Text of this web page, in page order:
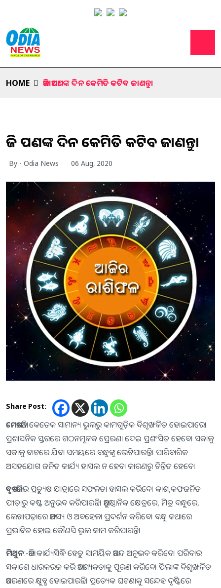
HOME ଆଜି ଆପଣଙ୍କ ଦିନ କେମିତି କଟିବ ଜାଣନ୍ତୁ।
ଆଜି ଆପଣଙ୍କ ଦିନ କେମିତି କଟିବ ଜାଣନ୍ତୁ।
By - Odia News 06 Aug, 2020
Share Post:
ମେଷ:-ଆଜି କେତେକ ସାମାନ୍ୟ ଭୁଲରୁ କାମଗୁଡ଼ିକ ବିଶୃଙ୍ଖଳିତ ହୋଇପାରେ।
ପ୍ରଶାସନିକ ସ୍ତରରେ ଗଠନମୂଳକ ପ୍ରେରଣା ଦେଇ ପ୍ରଶଂସିତ ହେବେ। ସକାଳୁ
ସକାଳୁ ବାଟରେ ଯିବା ସମୟରେ ବନ୍ଧୁଙ୍କୁ ଭେଟିପାରନ୍ତି। ପାରିବାରିକ
ଅସହଯୋଗ ଜନିତ କାର୍ଯ୍ୟ ହାସଲ ନ ହେବା କାରଣରୁ ଚିନ୍ତିତ ହେବେ।
ବୃଷ:-ଆଜିର ପ୍ରତ୍ୟୁଷ ଯାତ୍ରାରେ ସଫଳତା ହାସଲ କରିବେ। କାଶ,କଫଜନିତ
ପୀଡ଼ାରୁ କଷ୍ଟ ଅନୁଭବ କରିପାରନ୍ତି। ଆନୁଷ୍ଠାନିକ କ୍ଷେତ୍ରରେ, ମିତ୍ର ବନ୍ଧୁରେ,
ଲେଖାପଢ଼ାରେ ଆଳସ୍ୟ ଓ ଅବହେଳା ପ୍ରଦର୍ଶନ କରିବେ। ବନ୍ଧୁ କଥାରେ
ପ୍ରଭାବିତ ହୋଇ କୌଣସି ଭୁଲ କାମ କରିପାରନ୍ତି।
ମିଥୁନ:-ଆଜି କାର୍ଯ୍ୟସିଦ୍ଧି ହେତୁ ସାମୟିକ ଆନନ୍ଦ ଅନୁଭବ କରିବେ। ପରିବାର
ସକାଶେ ଧାରକରଜ କରି ଆବଶ୍ୟକତାକୁ ପୂରଣ କରିବେ। ପିଲାଙ୍କ ବିଶୃଙ୍ଖଳିତ
ଆଚରଣରେ କ୍ଷୁବ୍ଧ ହୋଇପାରନ୍ତି। ପ୍ରତ୍ୟେକ ଘଟଣାକୁ ସନ୍ଦେହ ଦୃଷ୍ଟିରେ